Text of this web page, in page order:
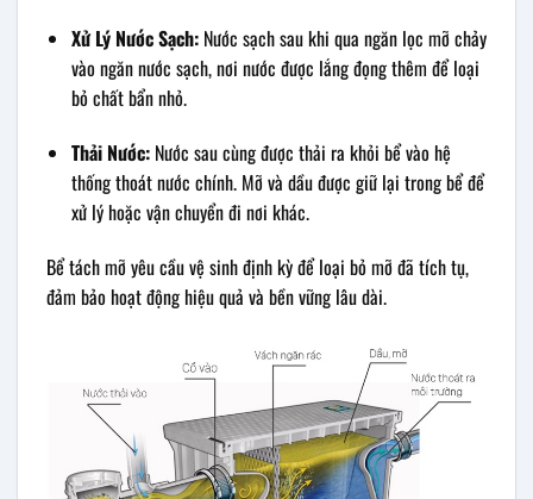
Xử Lý Nước Sạch:Nước sạch sau khi qua ngăn lọc mỡ chảy
vào ngăn nước sạch, nơi nước được lắng đọng thêm để loại
bỏ chất bẩn nhỏ.
Thải Nước:Nước sau cùng được thải ra khỏi bể vào hệ
thống thoát nước chính. Mỡ và dầu được giữ lại trong bể để
xử lý hoặc vận chuyển đi nơi khác.
Bể tách mỡ yêu cầu vệ sinh định kỳ để loại bỏ mỡ đã tích tụ,
đảm bảo hoạt động hiệu quả và bền vững lâu dài.